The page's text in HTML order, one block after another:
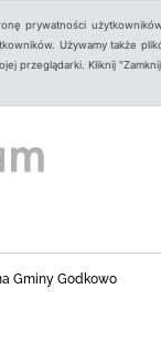
prywatności
Używamy także
przeglądarki. Kliknij
Gminy Godkowo